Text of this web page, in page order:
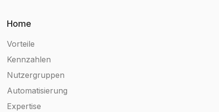
Home
Vorteile
Kennzahlen
Nutzergruppen
Automatisierung
Expertise